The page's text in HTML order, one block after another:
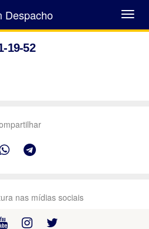
Abrir
Menu
Despacho
19-52
nas mídias sociais